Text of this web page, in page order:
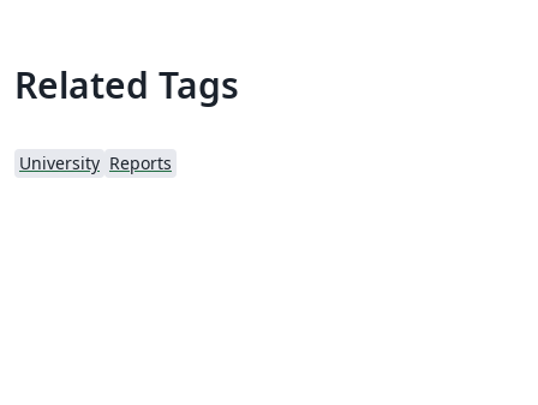
Related Tags
University Reports